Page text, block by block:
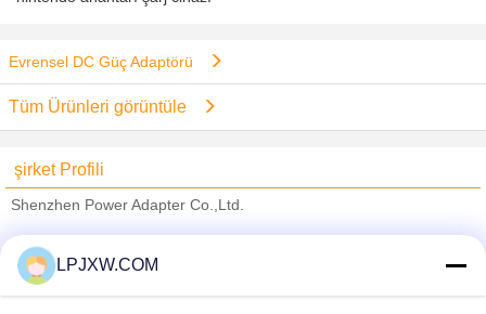
Evrensel DC Güç Adaptörü
Tüm Ürünleri görüntüle
şirket Profili
Shenzhen Power Adapter Co.,Ltd.
Trust Seal
Verified Suplier
LPJXW.COM